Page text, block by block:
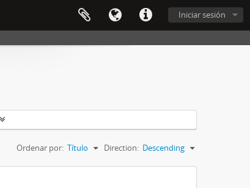
Iniciar sesión
Ordenar por: Título Direction: Descending